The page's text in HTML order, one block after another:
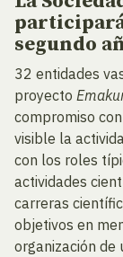
segundo
32 entidades
proyecto
compromiso
visible la
con los roles
actividades
carreras
objetivos en
organización de